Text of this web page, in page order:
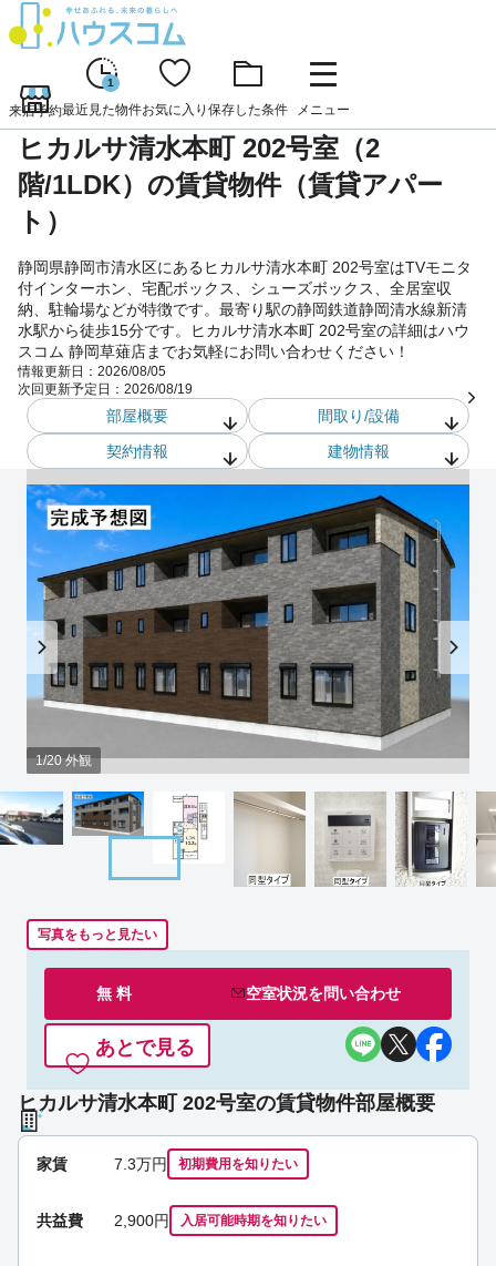
来店予約
1
最近見た物件お気に入り 保存した条件 メニュー
ヒカルサ清水本町 202号室（2
階/1LDK）の賃貸物件（賃貸アパー
ト）
静岡県静岡市清水区にあるヒカルサ清水本町 202号室はTVモニタ
付インターホン、宅配ボックス、シューズボックス、全居室収
納、駐輪場などが特徴です。最寄り駅の静岡鉄道静岡清水線新清
水駅から徒歩15分です。ヒカルサ清水本町 202号室の詳細はハウ
スコム 静岡草薙店までお気軽にお問い合わせください！
情報更新日： 2026/08/05
次回更新予定日： 2026/08/19
部屋概要
間取り/設備
契約情報
建物情報
1/20 外観
写真をもっと見たい
無 料 空室状況を問い合わせ
あとで見る
ヒカルサ清水本町 202号室の賃貸物件部屋概要
家賃 7.3万円 初期費用を知りたい
共益費 2,900円 入居可能時期を知りたい